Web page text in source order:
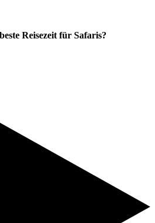
Reisezeit für Safaris?